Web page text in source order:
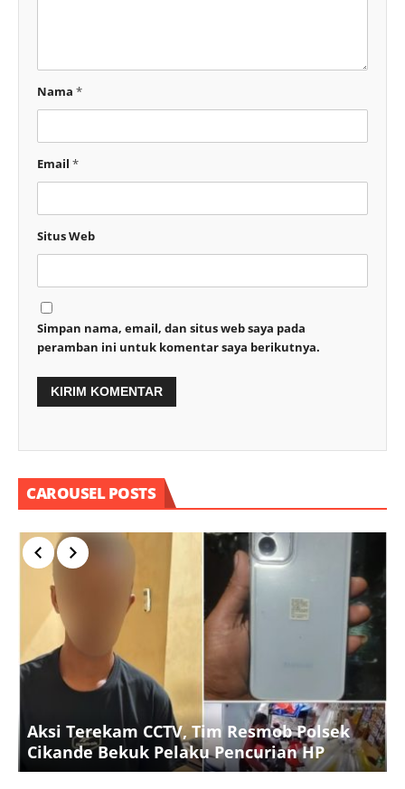
Nama *
Email *
Situs Web
Simpan nama, email, dan situs web saya pada
peramban ini untuk komentar saya berikutnya.
CAROUSEL POSTS
Aksi Terekam CCTV, Tim Resmob Polsek
Cikande Bekuk Pelaku Pencurian HP